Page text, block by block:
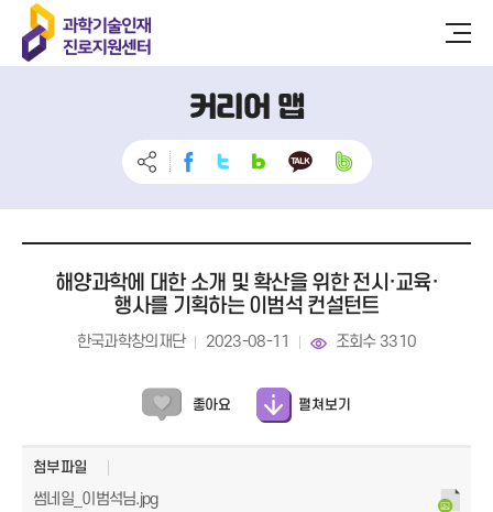
커리어 맵
해양과학에 대한 소개 및 확산을 위한 전시·교육·
행사를 기획하는 이범석 컨설턴트
한국과학창의재단 2023-08-11 조회수 3310
좋아요 펼쳐보기
첨부파일
썸네일_이범석님.jpg